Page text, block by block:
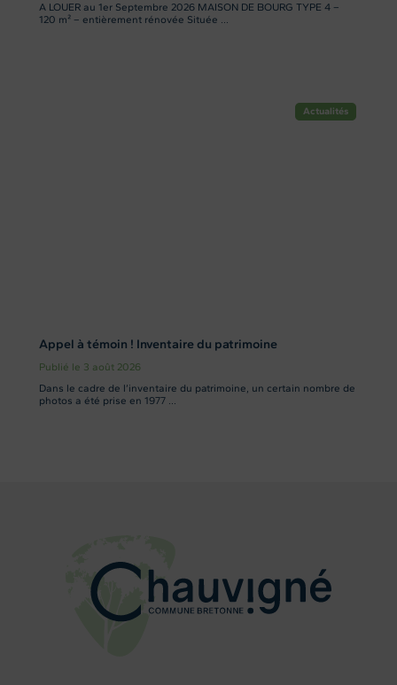
A LOUER au 1er Septembre 2026 MAISON DE BOURG TYPE 4 –
120 m² – entièrement rénovée Située ...
Actualités
Appel à témoin ! Inventaire du patrimoine
Publié le 3 août 2026
Dans le cadre de l’inventaire du patrimoine, un certain nombre de
photos a été prise en 1977 ...